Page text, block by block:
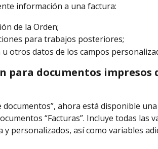
información a una factura:
de la Orden;
para trabajos posteriores;
otros datos de los campos
para documentos impresos
documentos”, ahora está disponible
“Facturas”. Incluye todas las
y personalizados, así como variables